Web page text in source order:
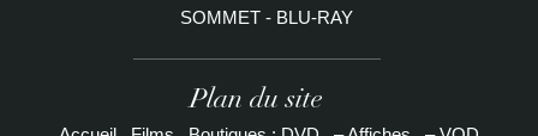
SOMMET - BLU-RAY
Plan du site